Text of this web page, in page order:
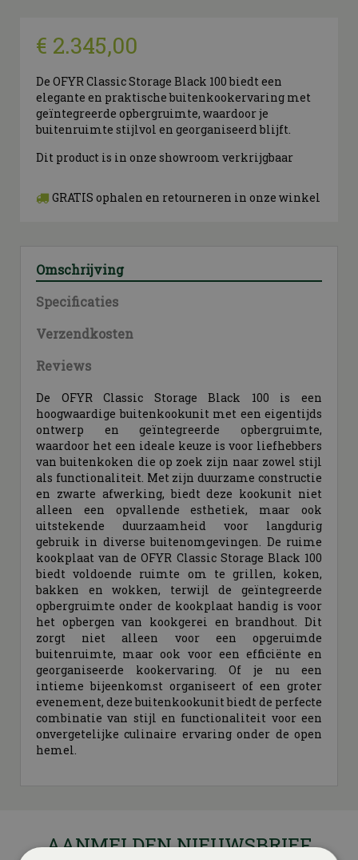
€ 2.345,00
De OFYR Classic Storage Black 100 biedt een
elegante en praktische buitenkookervaring met
geïntegreerde opbergruimte, waardoor je
buitenruimte stijlvol en georganiseerd blijft.
Dit product is in onze showroom verkrijgbaar
GRATIS ophalen en retourneren in onze winkel
Omschrijving
Specificaties
Verzendkosten
Reviews
De OFYR Classic Storage Black 100 is een
hoogwaardige buitenkookunit met een eigentijds
ontwerp en geïntegreerde opbergruimte,
waardoor het een ideale keuze is voor liefhebbers
van buitenkoken die op zoek zijn naar zowel stijl
als functionaliteit. Met zijn duurzame constructie
en zwarte afwerking, biedt deze kookunit niet
alleen een opvallende esthetiek, maar ook
uitstekende duurzaamheid voor langdurig
gebruik in diverse buitenomgevingen. De ruime
kookplaat van de OFYR Classic Storage Black 100
biedt voldoende ruimte om te grillen, koken,
bakken en wokken, terwijl de geïntegreerde
opbergruimte onder de kookplaat handig is voor
het opbergen van kookgerei en brandhout. Dit
zorgt niet alleen voor een opgeruimde
buitenruimte, maar ook voor een efficiënte en
georganiseerde kookervaring. Of je nu een
intieme bijeenkomst organiseert of een groter
evenement, deze buitenkookunit biedt de perfecte
combinatie van stijl en functionaliteit voor een
onvergetelijke culinaire ervaring onder de open
hemel.
AANMELDEN NIEUWSBRIEF